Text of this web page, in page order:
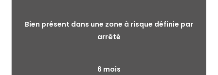
Bien présent dans une zone à risque définie par
arrêté
6 mois